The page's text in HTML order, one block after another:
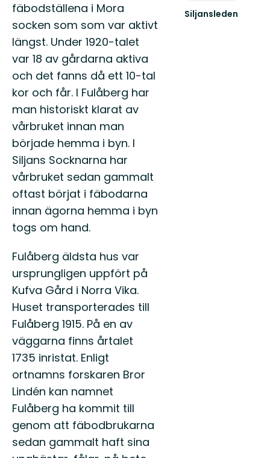
fäbodställena i Mora
socken som som var aktivt
längst. Under 1920-talet
var 18 av gårdarna aktiva
och det fanns då ett 10-tal
kor och får. I Fulåberg har
man historiskt klarat av
vårbruket innan man
började hemma i byn. I
Siljans Socknarna har
vårbruket sedan gammalt
oftast börjat i fäbodarna
innan ägorna hemma i byn
togs om hand.
Fulåberg äldsta hus var
ursprungligen uppfört på
Kufva Gård i Norra Vika.
Huset transporterades till
Fulåberg 1915. På en av
väggarna finns årtalet
1735 inristat. Enligt
ortnamns forskaren Bror
Lindén kan namnet
Fulåberg ha kommit till
genom att fäbodbrukarna
sedan gammalt haft sina
Siljansleden